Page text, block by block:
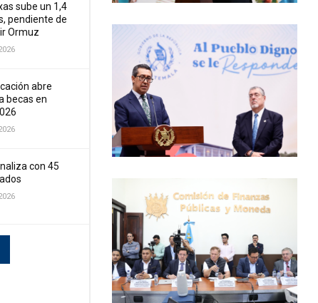
sube un 1,4
pendiente de
Ormuz
abre
becas en
con 45